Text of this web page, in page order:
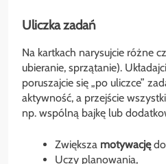
Uliczka zadań
Na kartkach narysujcie różne
ubieranie, sprzątanie).
poruszajcie się „po uliczce”
aktywność, a przejście
np. wspólną bajkę lub
Zwiększa motywacjędo
Uczy planowania,